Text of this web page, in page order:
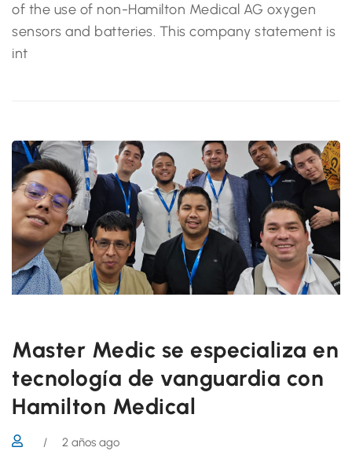
of the use of non-Hamilton Medical AG oxygen
sensors and batteries. This company statement is
int
Master Medic se especializa en
tecnología de vanguardia con
Hamilton Medical
/ 2 años ago